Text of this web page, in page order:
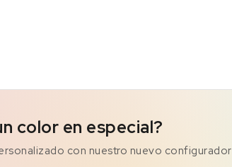
color en especial?
con nuestro nuevo configurador